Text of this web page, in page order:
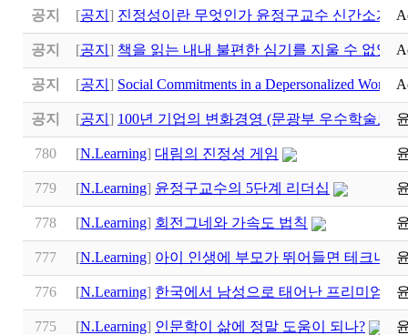
공지 [공지 ] 진정성이란 무엇인가 윤정구교수 신간소개
공지 [공지 ] 책을 읽는 내내 불편한 심기를 지울 수 없었다
공지 [공지 ] Social Commitments in a Depersonalized World
공지 [공지 ] 100년 기업의 변화경영 (문광부 우수학술도
780 [N.Learning] 대림의 진정성 게임
779 [N.Learning] 윤정구교수의 5단계 리더십
778 [N.Learning] 회전그네와 가속도 법칙
777 [N.Learning] 아이 인생에 부모가 뛰어들면 테크니컬
776 [N.Learning] 한국에서 남성으로 태어난 프리미엄은?
775 [N.Learning] 인문학이 삶에 정말 도움이 되나?